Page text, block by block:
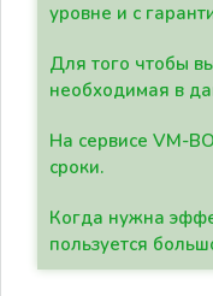
уровне и с
Для того чтобы
необходимая в
На сервисе VM-
сроки.
Когда нужна
пользуется